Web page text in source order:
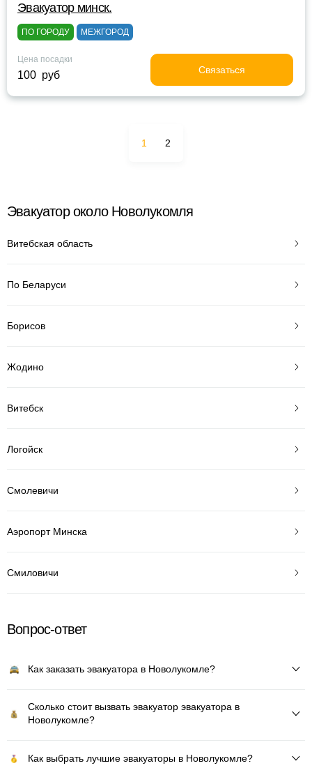
Эвакуатор минск.
ПО ГОРОДУ МЕЖГОРОД
Цена посадки
100 руб Связаться
1 2
Эвакуатор около Новолукомля
Витебская область
По Беларуси
Борисов
Жодино
Витебск
Логойск
Смолевичи
Аэропорт Минска
Смиловичи
Вопрос-ответ
Как заказать эвакуатора в Новолукомле?
Сколько стоит вызвать эвакуатор эвакуатора в
Новолукомле?
Как выбрать лучшие эвакуаторы в Новолукомле?